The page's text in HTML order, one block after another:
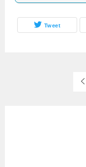
Tweet